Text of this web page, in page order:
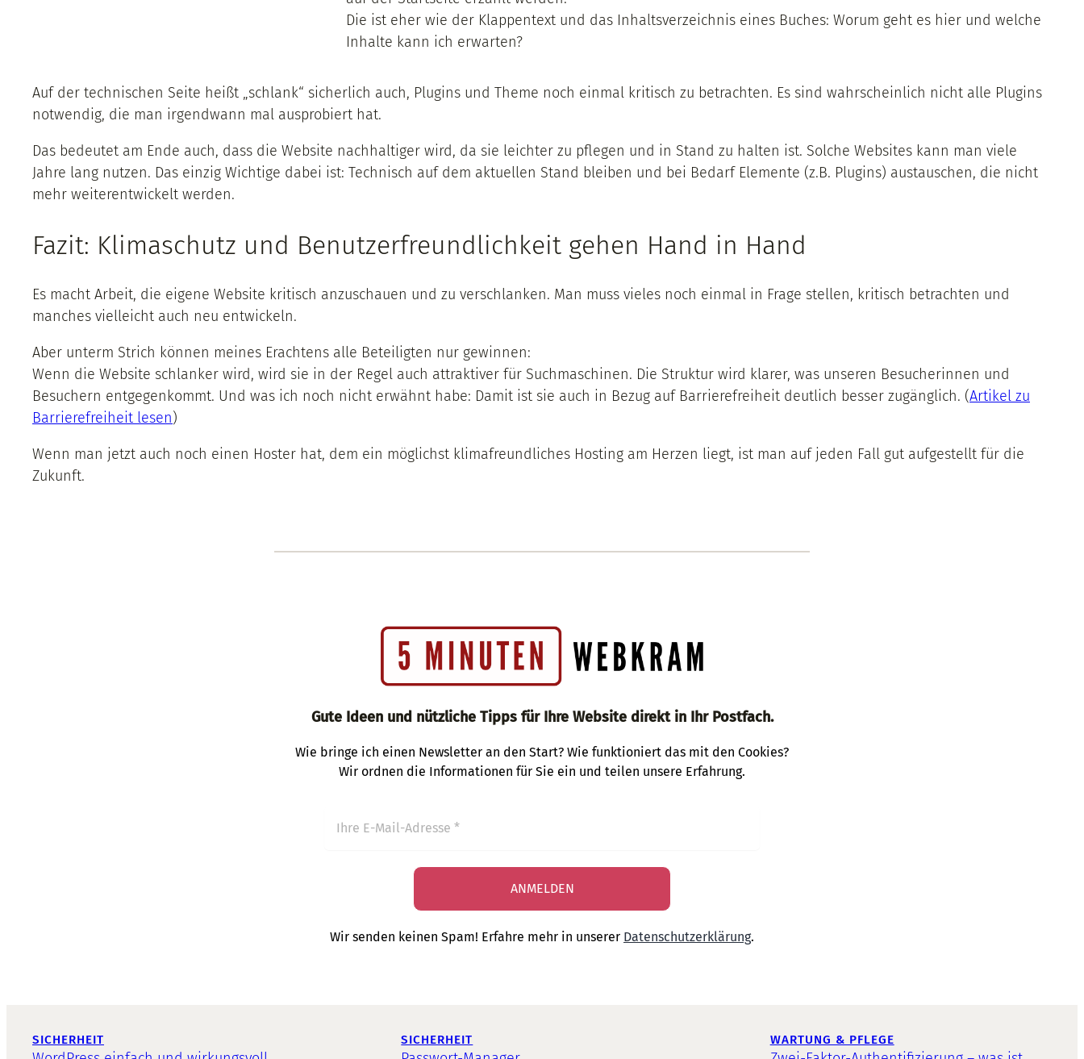
Die ist eher wie der Klappentext und das Inhaltsverzeichnis eines Buches: Worum geht es hier und welche
Inhalte kann ich erwarten?
Auf der technischen Seite heißt „schlank“ sicherlich auch, Plugins und Theme noch einmal kritisch zu betrachten. Es sind wahrscheinlich nicht alle Plugins
notwendig, die man irgendwann mal ausprobiert hat.
Das bedeutet am Ende auch, dass die Website nachhaltiger wird, da sie leichter zu pflegen und in Stand zu halten ist. Solche Websites kann man viele
Jahre lang nutzen. Das einzig Wichtige dabei ist: Technisch auf dem aktuellen Stand bleiben und bei Bedarf Elemente (z.B. Plugins) austauschen, die nicht
mehr weiterentwickelt werden.
Fazit: Klimaschutz und Benutzerfreundlichkeit gehen Hand in Hand
Es macht Arbeit, die eigene Website kritisch anzuschauen und zu verschlanken. Man muss vieles noch einmal in Frage stellen, kritisch betrachten und
manches vielleicht auch neu entwickeln.
Aber unterm Strich können meines Erachtens alle Beteiligten nur gewinnen:
Wenn die Website schlanker wird, wird sie in der Regel auch attraktiver für Suchmaschinen. Die Struktur wird klarer, was unseren Besucherinnen und
Besuchern entgegenkommt. Und was ich noch nicht erwähnt habe: Damit ist sie auch in Bezug auf Barrierefreiheit deutlich besser zugänglich. (Artikel zu
Barrierefreiheit lesen)
Wenn man jetzt auch noch einen Hoster hat, dem ein möglichst klimafreundliches Hosting am Herzen liegt, ist man auf jeden Fall gut aufgestellt für die
Zukunft.
Gute Ideen und nützliche Tipps für Ihre Website direkt in Ihr Postfach.
Wie bringe ich einen Newsletter an den Start? Wie funktioniert das mit den Cookies?
Wir ordnen die Informationen für Sie ein und teilen unsere Erfahrung.
Wir senden keinen Spam! Erfahre mehr in unserer Datenschutzerklärung.
SICHERHEIT SICHERHEIT WARTUNG & PFLEGE